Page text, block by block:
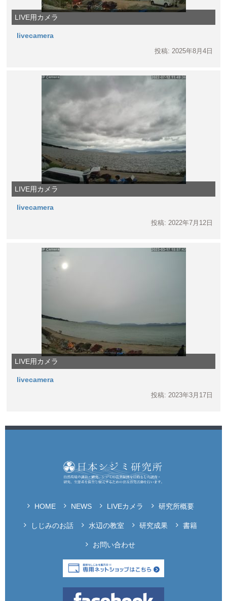
LIVE用カメラ
livecamera
投稿: 2025年8月4日
LIVE用カメラ
livecamera
投稿: 2022年7月12日
LIVE用カメラ
livecamera
投稿: 2023年3月17日
HOME NEWS LIVEカメラ 研究所概要
しじみのお話 水辺の教室 研究成果 書籍
お問い合わせ